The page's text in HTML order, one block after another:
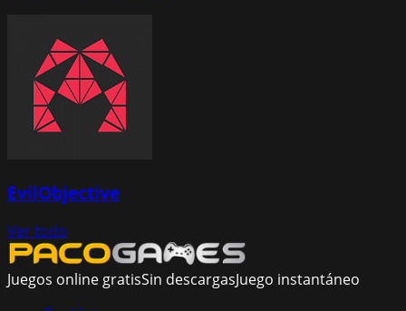
EvilObjective
Ver todo
Juegos online gratisSin descargasJuego instantáneo